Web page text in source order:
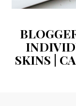
SKINS |